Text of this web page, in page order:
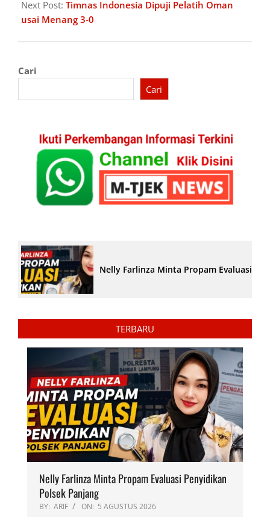
Next Post: Timnas Indonesia Dipuji Pelatih Oman
usai Menang 3-0
Cari
Cari
Nelly Farlinza Minta Propam Evaluasi
TERBARU
Nelly Farlinza Minta Propam Evaluasi Penyidikan
Polsek Panjang
BY: ARIF ON: 5 AGUSTUS 2026